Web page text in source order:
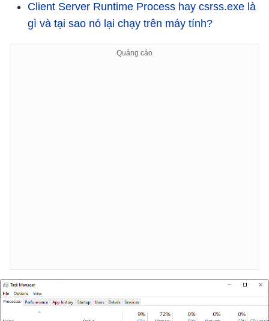
Client Server Runtime Process hay csrss.exe là
gì và tại sao nó lại chạy trên máy tính?